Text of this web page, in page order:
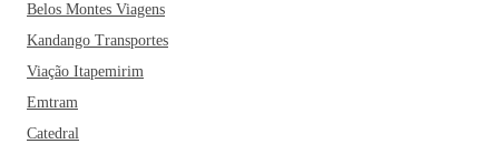
Belos Montes Viagens
Kandango Transportes
Viação Itapemirim
Emtram
Catedral